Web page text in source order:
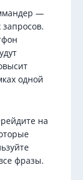
—
одной
на
фразы.